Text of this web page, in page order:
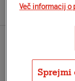
Več informacij o
Sprejmi